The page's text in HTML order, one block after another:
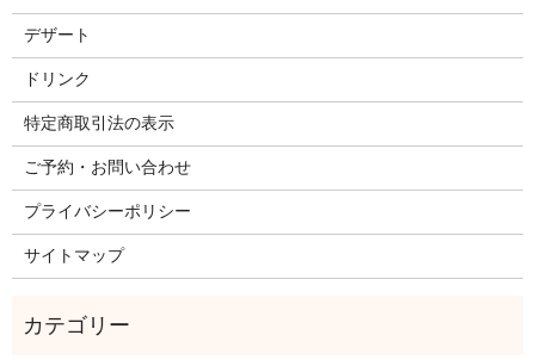
デザート
ドリンク
特定商取引法の表示
ご予約・お問い合わせ
プライバシーポリシー
サイトマップ